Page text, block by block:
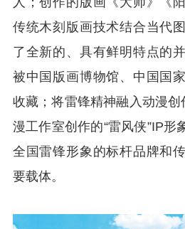
传统木刻版画技术结合当代
了全新的、具有鲜明特点的
被中国版画博物馆、中国国
收藏；将雷锋精神融入动漫创
漫工作室创作的“雷风侠”IP形
全国雷锋形象的标杆品牌和
要载体。